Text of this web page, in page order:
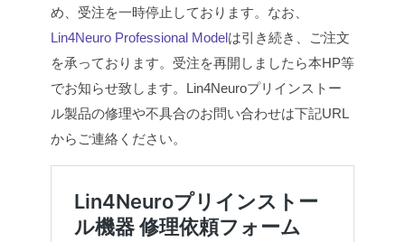
め、受注を一時停止しております。 なお、
Lin4Neuro Professional Modelは引き続き、ご注文
を承っております。 受注を再開しましたら本HP等
でお知らせ致します。 Lin4Neuroプリインストー
ル製品の修理や不具合のお問い合わせは下記URL
からご連絡ください。